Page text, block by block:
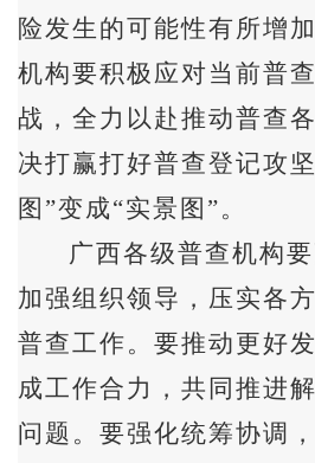
险发生的可能性有所增
机构要积极应对当前普
战，全力以赴推动普查
决打赢打好普查登记攻
图”变成“实景图”。
广西各级普查机构
加强组织领导，压实各
普查工作。要推动更好
成工作合力，共同推进
问题。要强化统筹协调